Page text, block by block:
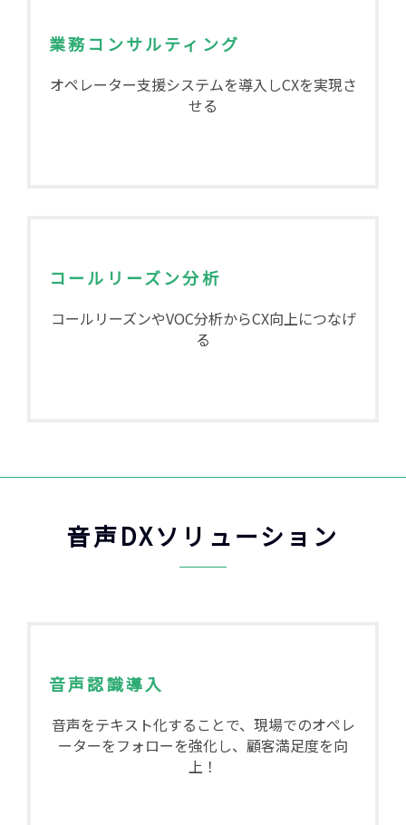
業務コンサルティング
オペレーター支援システムを導入しCXを実現さ
せる
コールリーズン分析
コールリーズンやVOC分析からCX向上につなげ
る
音声DXソリューション
音声認識導入
音声をテキスト化することで、現場でのオペレ
ーターをフォローを強化し、顧客満足度を向
上！